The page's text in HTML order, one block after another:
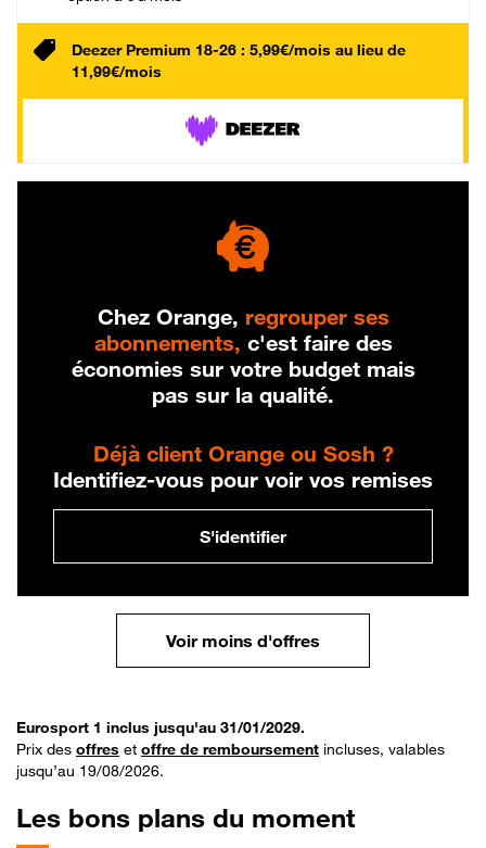
Deezer Premium 18-26 : 5,99€/mois au lieu de
11,99€/mois
Chez Orange, regrouper ses
abonnements, c'est faire des
économies sur votre budget mais
pas sur la qualité.
Déjà client Orange ou Sosh ?
Identifiez-vous pour voir vos remises
S'identifier
Voir moins d'offres
Eurosport 1 inclus jusqu'au 31/01/2029.
Prix des offres et offre de remboursement incluses, valables
jusqu’au 19/08/2026.
Les bons plans du moment